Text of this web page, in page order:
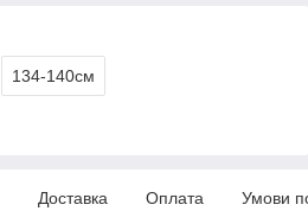
134-140см
Доставка Оплата Умови